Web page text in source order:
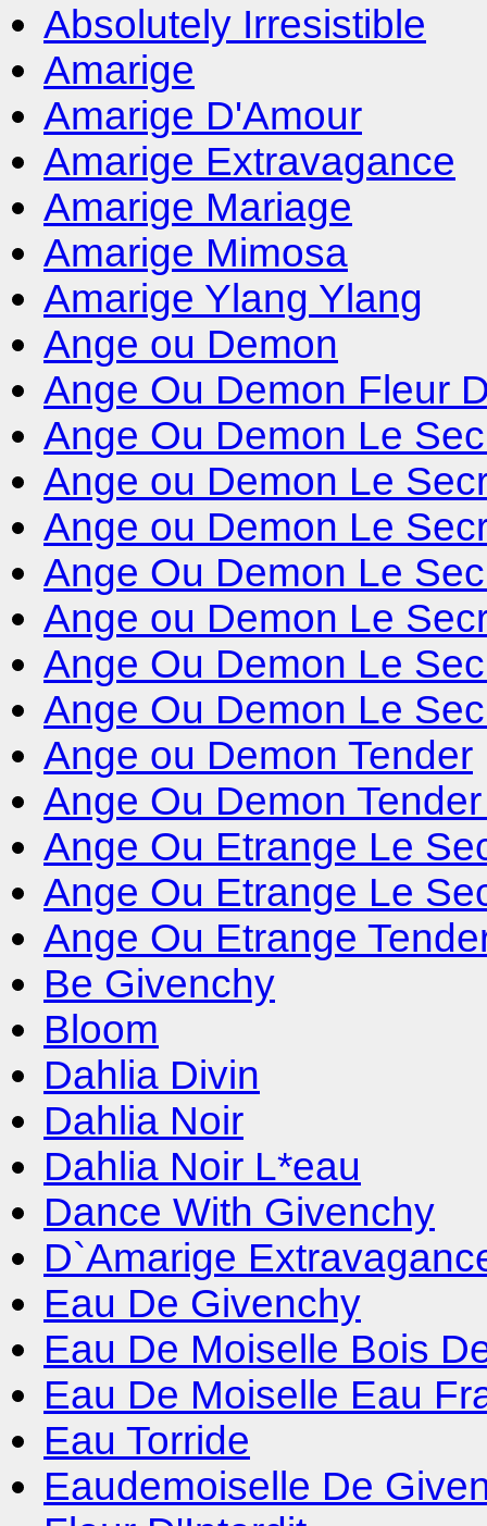
Absolutely Irresistible
Amarige
Amarige D'Amour
Amarige Extravagance
Amarige Mariage
Amarige Mimosa
Amarige Ylang Ylang
Ange ou Demon
Ange Ou Demon Fleur
Ange Ou Demon Le
Ange ou Demon Le
Ange ou Demon Le
Ange Ou Demon Le
Ange ou Demon Le
Ange Ou Demon Le
Ange Ou Demon Le
Ange ou Demon Tender
Ange Ou Demon
Ange Ou Etrange Le
Ange Ou Etrange Le
Ange Ou Etrange
Be Givenchy
Bloom
Dahlia Divin
Dahlia Noir
Dahlia Noir L*eau
Dance With Givenchy
D`Amarige
Eau De Givenchy
Eau De Moiselle Bois
Eau De Moiselle Eau
Eau Torride
Eaudemoiselle De